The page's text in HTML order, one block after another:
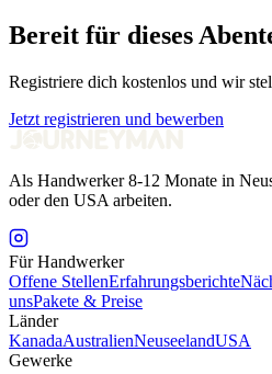
Bereit für dieses
Registriere dich kostenlos und wir
Jetzt registrieren und bewerben
Als Handwerker 8-12 Monate in
oder den USA arbeiten.
Für Handwerker
Offene StellenErfahrungsberichte
unsPakete & Preise
Länder
KanadaAustralienNeuseelandUSA
Gewerke